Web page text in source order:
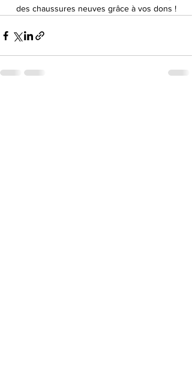
des chaussures neuves grâce à vos dons !